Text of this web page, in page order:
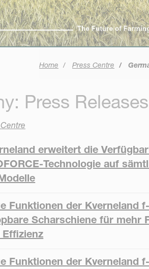
Home Press Centre
Press Releases
erweitert die
Technologie auf
Funktionen der Kverneland
Scharschiene für mehr
Effizienz
Funktionen der Kverneland